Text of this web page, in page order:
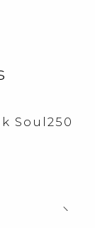
Soul250